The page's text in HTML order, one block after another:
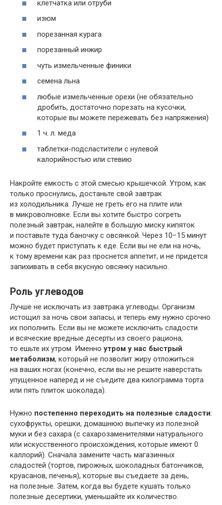
клетчатка или отруби
изюм
порезанная курага
порезанный инжир
чуть измельченные финики
семена льна
любые измельченные орехи (не обязательно
дробить, достаточно порезать на кусочки,
которые вы можете пережевать без напряжения)
1 ч. л. меда
таблетки-подсластители с нулевой
калорийностью или стевию
Накройте емкость с этой смесью крышечкой. Утром, как
только проснулись, достаньте свой завтрак
из холодильника. Лучше не греть его на плите или
в микроволновке. Если вы хотите быстро согреть
полезный завтрак, налейте в большую миску кипяток
и поставьте туда баночку с овсянкой. Через 10−15 минут
можно будет приступать к еде. Если вы не ели на ночь,
к тому времени как раз проснется аппетит, и не придется
запихивать в себя вкусную овсянку насильно.
Роль углеводов
Лучше не исключать из завтрака углеводы. Организм
истощил за ночь свои запасы, и теперь ему нужно срочно
их пополнить. Если вы не можете исключить сладости
и всяческие вредные десерты из своего рациона,
то ешьте их утром. Именно утром у нас быстрый
метаболизм, который не позволит жиру отложиться
на ваших ногах (конечно, если вы не решите наверстать
упущенное наперед и не съедите два килограмма торта
или пять плиток шоколада).
Нужно постепенно переходить на полезные сладости:
сухофрукты, орешки, домашнюю выпечку из полезной
муки и без сахара (с сахарозаменителями натурального
или искусственного происхождения, которые имеют 0
каллорий). Сначала замените часть магазинных
сладостей (тортов, пирожных, шоколадных батончиков,
круасанов, печенья), которые вы съедаете за день,
на полезные. Затем, когда вы будете кушать только
полезные десертики, уменьшайте их количество.